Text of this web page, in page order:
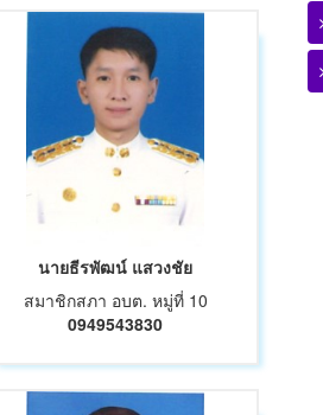
นายธีรพัฒน์ แสวงชัย
สมาชิกสภา อบต. หมู่ที่ 10
0949543830